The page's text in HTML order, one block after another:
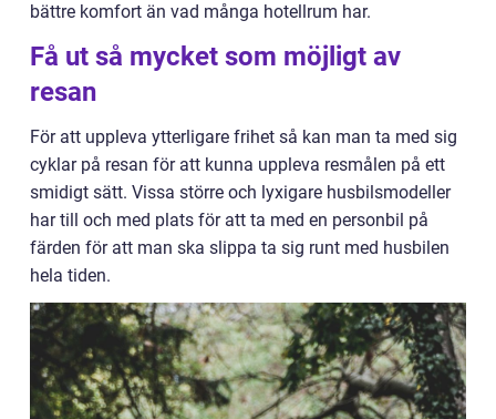
bättre komfort än vad många hotellrum har.
Få ut så mycket som möjligt av
resan
För att uppleva ytterligare frihet så kan man ta med sig
cyklar på resan för att kunna uppleva resmålen på ett
smidigt sätt. Vissa större och lyxigare husbilsmodeller
har till och med plats för att ta med en personbil på
färden för att man ska slippa ta sig runt med husbilen
hela tiden.